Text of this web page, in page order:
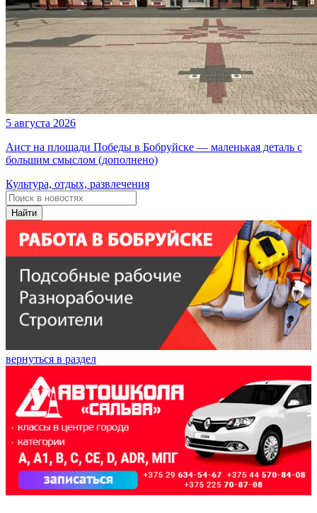
5 августа 2026
Аист на площади Победы в Бобруйске — маленькая деталь с
большим смыслом (дополнено)
Культура, отдых, развлечения
Найти
вернуться в раздел